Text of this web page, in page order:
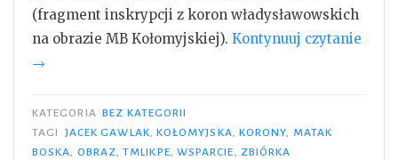
(fragment inskrypcji z koron władysławowskich
na obrazie MB Kołomyjskiej). Kontynuuj czytanie
→
KATEGORIA BEZ KATEGORII
TAGI
JACEK GAWLAK, KOŁOMYJSKA, KORONY, MATAK
BOSKA, OBRAZ,TMLIKPE, WSPARCIE, ZBIÓRKA